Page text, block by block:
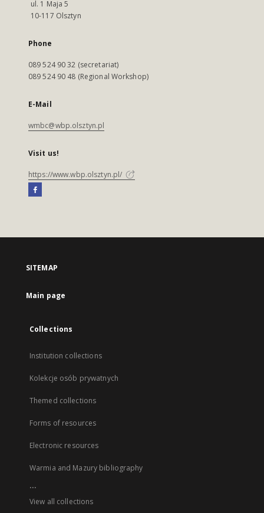
ul. 1 Maja 5
10-117 Olsztyn
Phone
089 524 90 32 (secretariat)
089 524 90 48 (Regional Workshop)
E-Mail
wmbc@wbp.olsztyn.pl
Visit us!
https://www.wbp.olsztyn.pl/
SITEMAP
Main page
Collections
Institution collections
Kolekcje osób prywatnych
Themed collections
Forms of resources
Electronic resources
Warmia and Mazury bibliography
...
View all collections